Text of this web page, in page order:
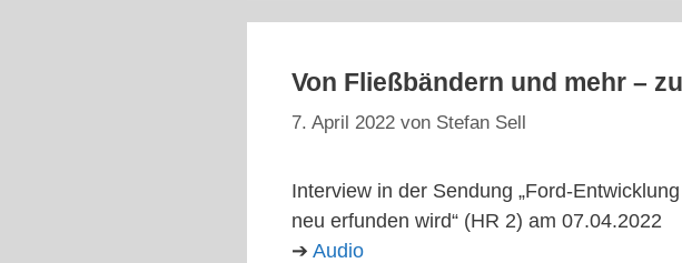
Von Fließbändern und mehr –
7. April 2022 von Stefan Sell
Interview in der Sendung „Ford-
neu erfunden wird“ (HR 2) am 07.04.2022
➔ Audio